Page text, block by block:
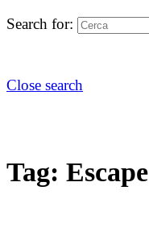
Search for:
Close search
Tag: Escape